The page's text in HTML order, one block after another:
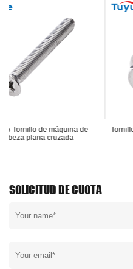
de
Tornillo de máquina
brida
SOLICITUD DE CUOTA